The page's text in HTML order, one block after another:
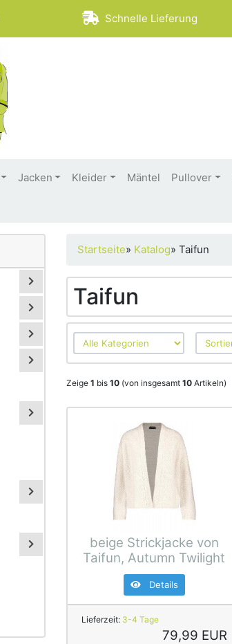
Schnelle Lieferung
Jacken Kleider Mäntel Pullover
Startseite» Katalog» Taifun
Taifun
Zeige 1 bis 10 (von insgesamt 10 Artikeln)
beige Strickjacke von
Taifun, Autumn Twilight
Details
Lieferzeit: 3-4 Tage
79,99 EUR